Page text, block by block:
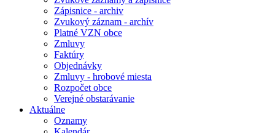
Zápisnice - archiv
Zvukový záznam - archív
Platné VZN obce
Zmluvy
Faktúry
Objednávky
Zmluvy - hrobové miesta
Rozpočet obce
Verejné obstarávanie
Aktuálne
Oznamy